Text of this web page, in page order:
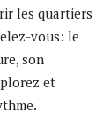
les quartiers
vous: le
son
et